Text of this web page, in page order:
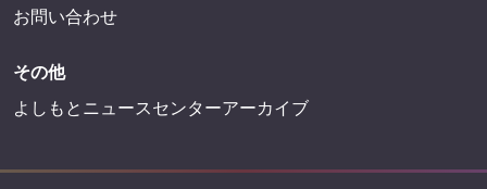
お問い合わせ
その他
よしもとニュースセンターアーカイブ